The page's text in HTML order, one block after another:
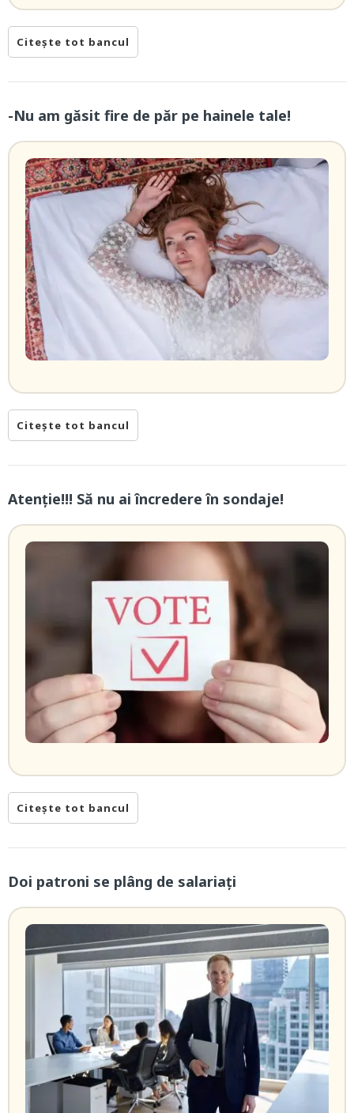
Citește tot bancul
-Nu am găsit fire de păr pe hainele tale!
Citește tot bancul
Atenție!!! Să nu ai încredere în sondaje!
Citește tot bancul
Doi patroni se plâng de salariați